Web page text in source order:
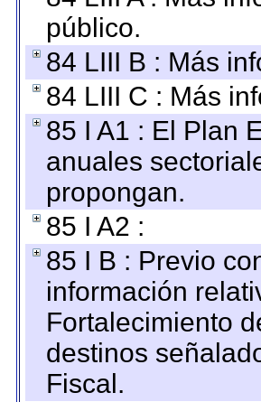
público.
84 LIII B : Más
84 LIII C : Más
85 I A1 : El Plan
anuales
propongan.
85 I A2 :
85 I B : Previo
información
Fortalecimiento
destinos
Fiscal.